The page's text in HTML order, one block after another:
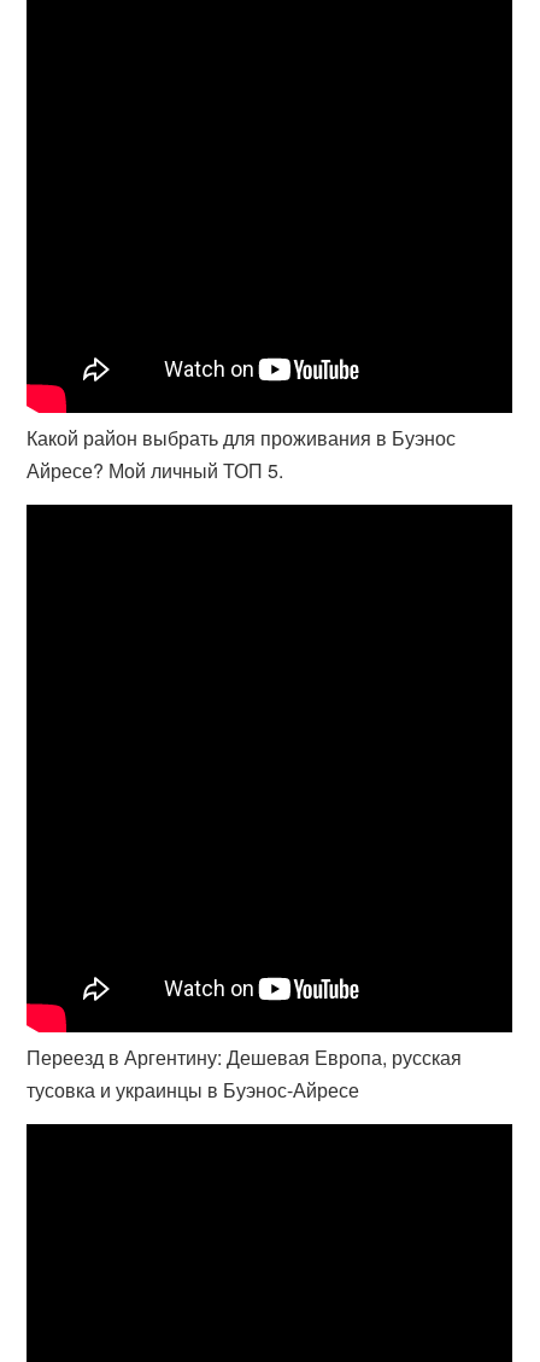
Какой район выбрать для проживания в Буэнос
Айресе? Мой личный ТОП 5.
Переезд в Аргентину: Дешевая Европа, русская
тусовка и украинцы в Буэнос-Айресе